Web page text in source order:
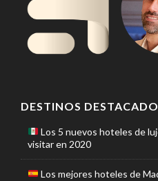
DESTINOS
Los 5 nuevos hoteles de
visitar en 2020
Los mejores hoteles de